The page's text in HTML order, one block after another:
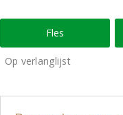
Fles
Op verlanglijst